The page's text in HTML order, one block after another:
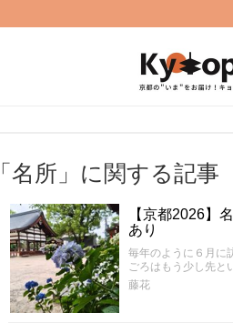
「名所」に関する記事
【京都2026】
あり
毎年のように６月に
ごろはもう少し先と
藤花